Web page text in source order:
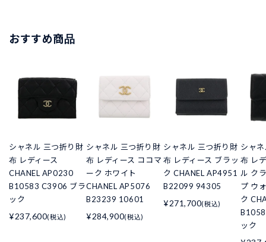
おすすめ商品
シャネル 三つ折り財
布 レディース
CHANEL AP0230
B10583 C3906 ブラ
ック
¥237,600(税込)
シャネル 三つ折り財
布 レディース ココマ
ーク ホワイト
CHANEL AP5076
B23239 10601
¥284,900(税込)
シャネル 三つ折り財
布 レディース ブラッ
ク CHANEL AP4951
B22099 94305
¥271,700(税込)
シャ
布 レ
ル ク
プ ウ
ク
ック